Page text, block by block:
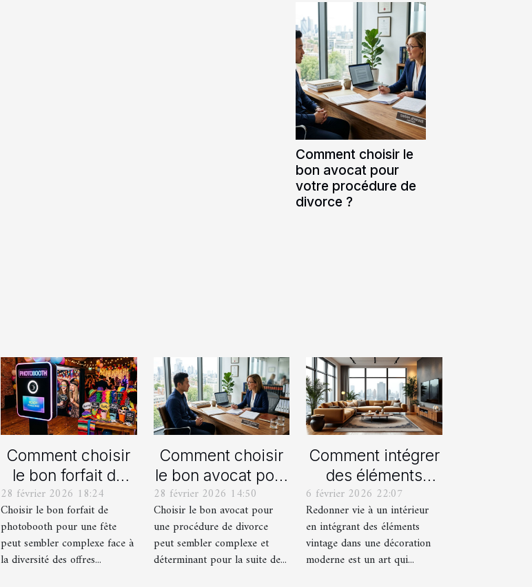
Comment choisir le
bon avocat pour
votre procédure de
divorce ?
Comment choisir
le bon forfait de
photobooth pour
votre fête
28 février 2026 18:24
Choisir le bon forfait de
photobooth pour une fête
peut sembler complexe face à
la diversité des offres...
Comment choisir
le bon avocat pour
votre procédure
de divorce ?
28 février 2026 14:50
Choisir le bon avocat pour
une procédure de divorce
peut sembler complexe et
déterminant pour la suite de...
Comment intégrer
des éléments
vintage dans une
décoration
moderne ?
6 février 2026 22:07
Redonner vie à un intérieur
en intégrant des éléments
vintage dans une décoration
moderne est un art qui...